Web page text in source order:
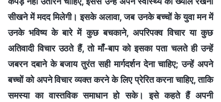
सीखने में मदद मिलेगी। इसके अलावा, जब उनके बच्चों के युवा मन में
उनके भविष्य के बारे में कुछ बचकाने, अपरिपक्व विचार या कुछ
अतिवादी विचार उठते हैं, तो माँ-बाप को इसका पता चलते ही उन्हें
जबरन दबाने के बजाय तुरंत सही मार्गदर्शन देना चाहिए; उन्हें अपने
बच्चों को अपने विचार व्यक्त करने के लिए प्रेरित करना चाहिए, ताकि
समस्या का वास्तविक समाधान हो सके। इसे कहते हैं अपनी